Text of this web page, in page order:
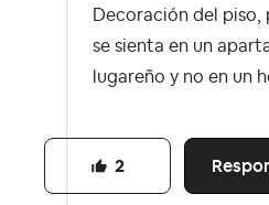
Decoración del piso,
se sienta en un
lugareño y no en un
2